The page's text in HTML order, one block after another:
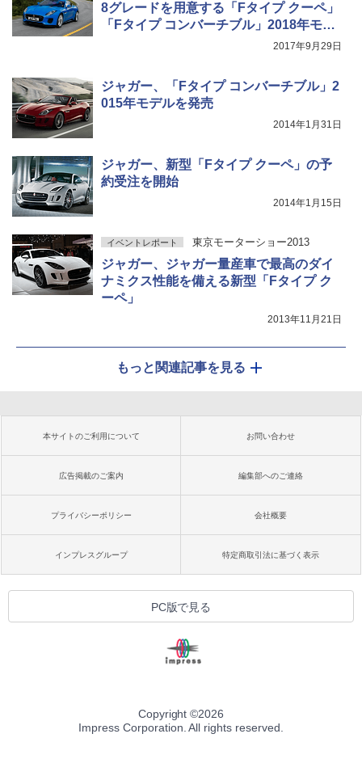
8グレードを用意する「Fタイプ クーペ」
「Fタイプ コンバーチブル」2018年モデ
2017年9月29日
ジャガー、「Fタイプ コンバーチブル」2
015年モデルを発売
2014年1月31日
ジャガー、新型「Fタイプ クーペ」の予
約受注を開始
2014年1月15日
イベントレポート 東京モーターショー2013
ジャガー、ジャガー量産車で最高のダイ
ナミクス性能を備える新型「Fタイプ ク
ーペ」
2013年11月21日
もっと関連記事を見る
本サイトのご利用について お問い合わせ
広告掲載のご案内 編集部へのご連絡
プライバシーポリシー 会社概要
インプレスグループ 特定商取引法に基づく表示
PC版で見る
Copyright ©2026
Impress Corporation. All rights reserved.